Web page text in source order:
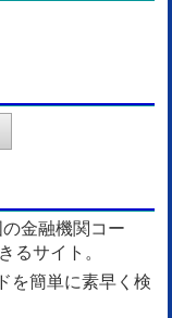
金融機関コー
るサイト。
を簡単に素早く検